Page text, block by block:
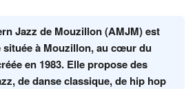
Jazz de Mouzillon (AMJM) est
située à Mouzillon, au cœur du
en 1983. Elle propose des
de danse classique, de hip hop